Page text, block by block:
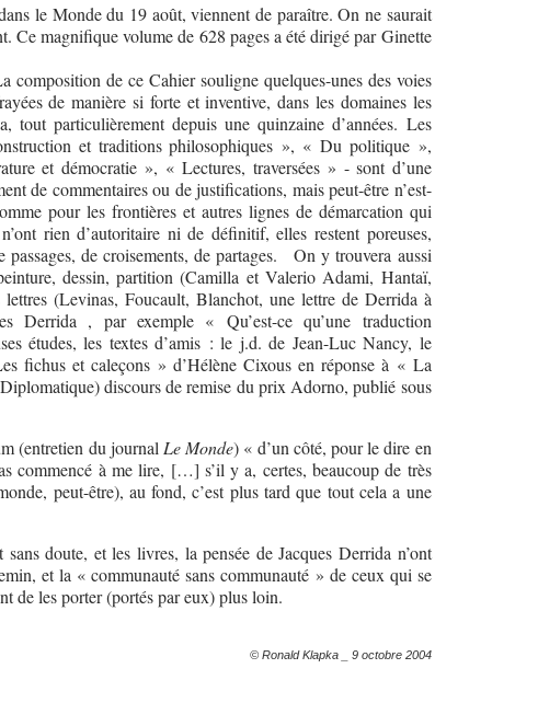
le Monde du 19 août, viennent de paraître. On ne saurait
Ce magnifique volume de 628 pages a été dirigé par Ginette
de ce Cahier souligne quelques-unes des voies
de manière si forte et inventive, dans les domaines les
particulièrement depuis une quinzaine d’années. Les
et traditions philosophiques », « Du politique »,
et démocratie », « Lectures, traversées » - sont d’une
de commentaires ou de justifications, mais peut-être n’est-
pour les frontières et autres lignes de démarcation qui
rien d’autoritaire ni de définitif, elles restent poreuses,
passages, de croisements, de partages. On y trouvera aussi
dessin, partition (Camilla et Valerio Adami, Hantaï,
(Levinas, Foucault, Blanchot, une lettre de Derrida à
Derrida , par exemple « Qu’est-ce qu’une traduction
études, les textes d’amis : le j.d. de Jean-Luc Nancy, le
fichus et caleçons » d’Hélène Cixous en réponse à « La
discours de remise du prix Adorno, publié sous
(entretien du journal Le Monde) « d’un côté, pour le dire en
commencé à me lire, […] s’il y a, certes, beaucoup de très
peut-être), au fond, c’est plus tard que tout cela a une
doute, et les livres, la pensée de Jacques Derrida n’ont
et la « communauté sans communauté » de ceux qui se
de les porter (portés par eux) plus loin.
© Ronald Klapka _ 9 octobre 2004